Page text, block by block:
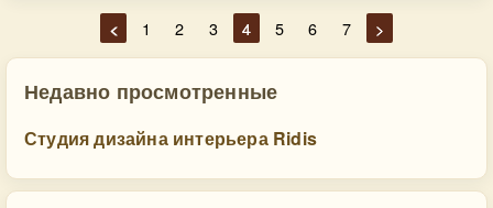
< 1 2 3 4 5 6 7 >
Недавно просмотренные
Студия дизайна интерьера Ridis